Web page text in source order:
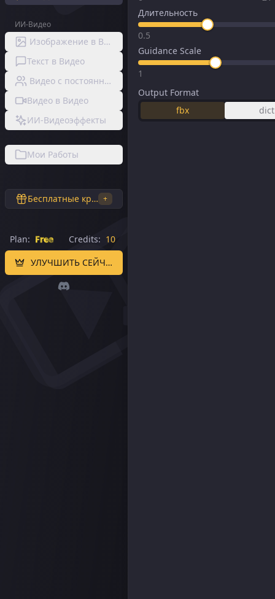
ИИ-Видео
Изображение в Видео
Текст в Видео
Видео с постоянным персонажем
Видео в Видео
ИИ-Видеоэффекты
Мои Работы
Бесплатные кредиты
+
Plan: Free Credits: 10
УЛУЧШИТЬ СЕЙЧАС
Длительность
0.5
Guidance Scale
1
Output Format
fbx
dict